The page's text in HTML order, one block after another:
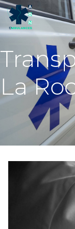
Panneau de
La